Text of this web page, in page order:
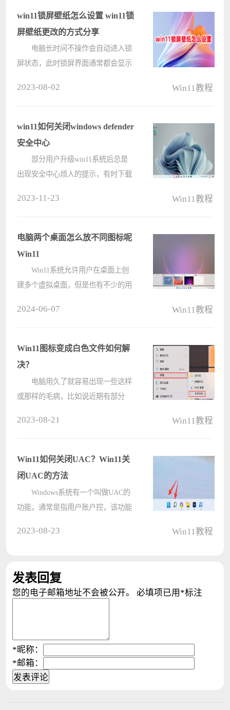
win11锁屏壁纸怎么设置 win11锁
屏壁纸更改的方式分享
电脑长时间不操作会自动进入锁
屏状态，此时锁屏界面通常都会显示
纸怎么设置?win11锁屏壁纸更改的方
式还????
2023-08-02 Win11教程
win11如何关闭windows defender
安全中心
部分用户升级win11系统后总是
出现安全中心烦人的提示，有时下载
会想知道win11安全中心怎么关闭，
你问小编就????
2023-11-23 Win11教程
电脑两个桌面怎么放不同图标呢
Win11
Win11系统允许用户在桌面上创
建多个虚拟桌面，但是也有不少的用
放不同图标的方法吧。 Win11两
个桌????
2024-06-07 Win11教程
Win11图标变成白色文件如何解
决？
电脑用久了就容易出现一些这样
或那样的毛病，比如说近期有部分
这种问题应该怎么办呢？下面就和小
编一????
2023-08-21 Win11教程
Win11如何关闭UAC？Win11关
闭UAC的方法
Windows系统有一个叫做UAC的
功能，通常是指用户账户控，该功能
起来看????
2023-08-23 Win11教程
发表回复
您的电子邮箱地址不会被公开。 必填项已用 *标注
*昵称：
*邮箱：